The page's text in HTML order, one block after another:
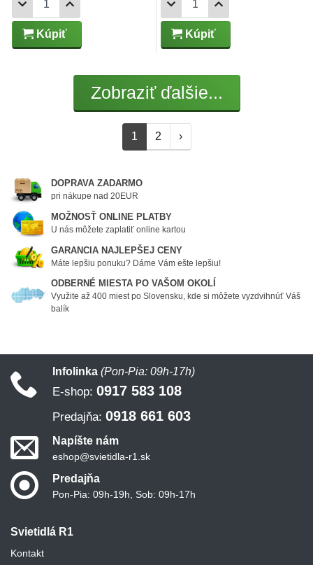
Kúpiť Kúpiť
Zobraziť ďalšie...
1 2 ›
DOPRAVA ZADARMO
pri nákupe nad 20EUR
MOŽNOSŤ ONLINE PLATBY
U nás môžete zaplatiť online kartou
GARANCIA NAJLEPŠEJ CENY
Máte lepšiu ponuku? Dáme Vám ešte lepšiu!
ODBERNÉ MIESTA PO VAŠOM OKOLÍ
Využite až 400 miest po Slovensku, kde si môžete vyzdvihnúť Váš
balík
Svietidlá R1
Kontakt
Infolinka (Pon-Pia: 09h-17h)
E-shop: 0917 583 108
Predajňa: 0918 661 603
Napíšte nám
eshop@svietidla-r1.sk
Predajňa
Pon-Pia: 09h-19h, Sob: 09h-17h